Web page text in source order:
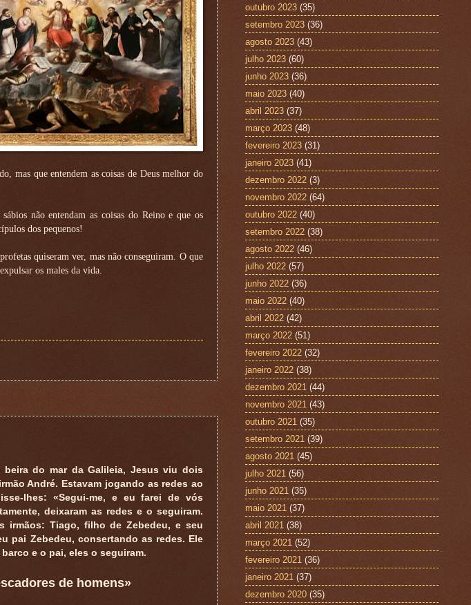
mas que entendem as coisas de Deus melhor do
não entendam as coisas do Reino e que os
dos pequenos!
quiseram ver, mas não conseguiram. O que
os males da vida.
beira do mar da Galileia, Jesus viu dois
André. Estavam jogando as redes ao
lhes: «Segui-me, e eu farei de vós
deixaram as redes e o seguiram.
irmãos: Tiago, filho de Zebedeu, e seu
pai Zebedeu, consertando as redes. Ele
e o pai, eles o seguiram.
de homens»
outubro 2023 (35)
setembro 2023 (36)
agosto 2023 (43)
julho 2023 (60)
junho 2023 (36)
maio 2023 (40)
abril 2023 (37)
março 2023 (48)
fevereiro 2023 (31)
janeiro 2023 (41)
dezembro 2022 (3)
novembro 2022 (64)
outubro 2022 (40)
setembro 2022 (38)
agosto 2022 (46)
julho 2022 (57)
junho 2022 (36)
maio 2022 (40)
abril 2022 (42)
março 2022 (51)
fevereiro 2022 (32)
janeiro 2022 (38)
dezembro 2021 (44)
novembro 2021 (43)
outubro 2021 (35)
setembro 2021 (39)
agosto 2021 (45)
julho 2021 (56)
junho 2021 (35)
maio 2021 (37)
abril 2021 (38)
março 2021 (52)
fevereiro 2021 (36)
janeiro 2021 (37)
dezembro 2020 (35)